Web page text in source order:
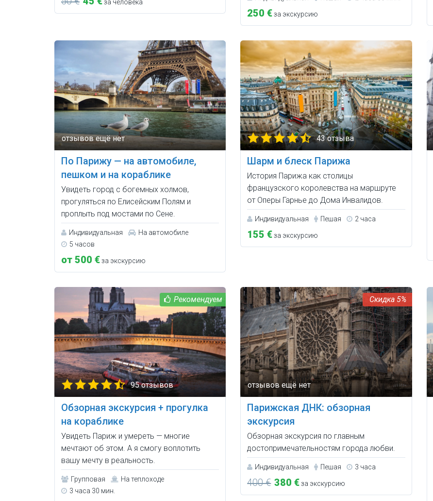
за человека
250 €за экскурсию
По Парижу — на автомобиле,
пешком и на кораблике
Увидеть город с богемных холмов,
прогуляться по Елисейским Полям и
проплыть под мостами по Сене.
Индивидуальная
На автомобиле
5 часов
от 500 €за экскурсию
43 отзыва
Шарм и блеск Парижа
История Парижа как столицы
французского королевства на маршруте
от Оперы Гарнье до Дома Инвалидов.
Индивидуальная Пешая 2 часа
155 €за экскурсию
95 отзывов
Обзорная экскурсия + прогулка
на кораблике
Увидеть Париж и умереть — многие
мечтают об этом. А я смогу воплотить
вашу мечту в реальность.
Групповая
На теплоходе
3 часа 30 мин.
5%
Парижская ДНК: обзорная
экскурсия
Обзорная экскурсия по главным
достопримечательностям города любви.
Индивидуальная Пешая 3 часа
400 € 380 €за экскурсию